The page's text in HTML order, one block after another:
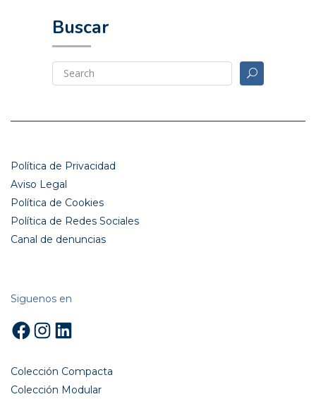
Buscar
Política de Privacidad
Aviso Legal
Política de Cookies
Política de Redes Sociales
Canal de denuncias
Siguenos en
Facebook
Instagram
LinkedIn
Colección Compacta
Colección Modular